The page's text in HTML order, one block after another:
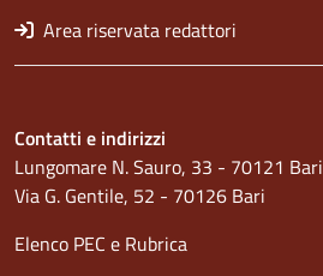
Area riservata redattori
Contatti e indirizzi
Lungomare N. Sauro, 33 - 70121 Bari
Via G. Gentile, 52 - 70126 Bari
Elenco PEC e Rubrica